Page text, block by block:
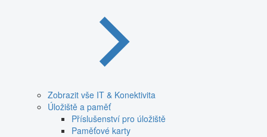
Zobrazit vše IT & Konektivita
Úložiště a paměť
Příslušenství pro úložiště
Paměťové karty